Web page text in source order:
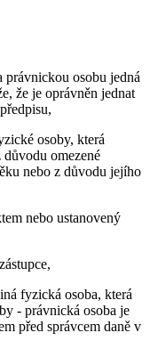
právnickou osobu jedná
že je oprávněn jednat
osoby, která
důvodu omezené
nebo z důvodu jejího
nebo ustanovený
fyzická osoba, která
- právnická osoba je
před správcem daně v